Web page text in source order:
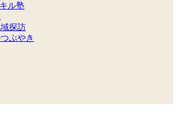
ル塾
探訪
ぶやき